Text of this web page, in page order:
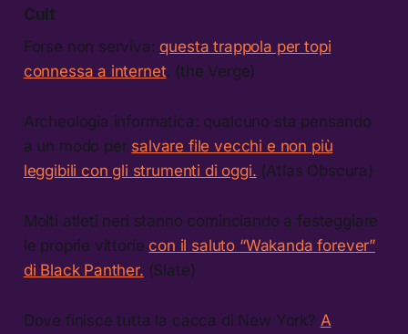
Cult
Forse non serviva: questa trappola per topi
connessa a internet. (the Verge)
Archeologia informatica: qualcuno sta pensando
a un modo per salvare file vecchi e non più
leggibili con gli strumenti di oggi. (Atlas Obscura)
Molti atleti neri stanno cominciando a festeggiare
le proprie vittorie con il saluto “Wakanda forever”
di Black Panther. (Slate)
Dove finisce tutta la cacca di New York? A